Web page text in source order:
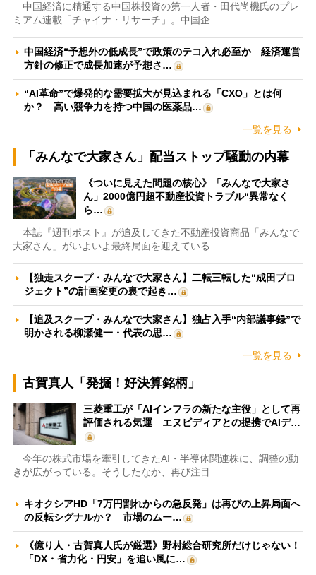
中国経済に精通する中国株投資の第一人者・田代尚機氏のプレ
ミアム連載「チャイナ・リサーチ」。中国企…
中国経済“予想外の低成長”で政策のテコ入れ必至か 経済運営
方針の修正で成長加速が予想さ…
“AI革命”で爆発的な需要拡大が見込まれる「CXO」とは何
か？ 高い競争力を持つ中国の医薬品…
一覧を見る
「みんなで大家さん」配当ストップ騒動の内幕
《ついに見えた問題の核心》「みんなで大家さ
ん」2000億円超不動産投資トラブル“異常なく
ら…
本誌『週刊ポスト』が追及してきた不動産投資商品「みんなで
大家さん」がいよいよ最終局面を迎えている…
【独走スクープ・みんなで大家さん】二転三転した“成田プロ
ジェクト”の計画変更の裏で起き…
【追及スクープ・みんなで大家さん】独占入手“内部議事録”で
明かされる柳瀬健一・代表の思…
一覧を見る
古賀真人「発掘！好決算銘柄」
三菱重工が「AIインフラの新たな主役」として再
評価される気運 エヌビディアとの提携でAIデ…
今年の株式市場を牽引してきたAI・半導体関連株に、調整の動
きが広がっている。そうしたなか、再び注目…
キオクシアHD「7万円割れからの急反発」は再びの上昇局面へ
の反転シグナルか？ 市場のムー…
《億り人・古賀真人氏が厳選》野村総合研究所だけじゃない！
「DX・省力化・円安」を追い風に…